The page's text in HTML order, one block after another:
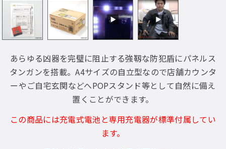
あらゆる凶器を完璧に阻止する強靱な防犯盾にパネルス
タンガンを搭載。A4サイズの自立型なので店舗カウンタ
ーやご自宅玄関などへPOPスタンド等として自然に備え
置くことができます。
この商品には充電式電池と専用充電器が標準付属してい
ます。